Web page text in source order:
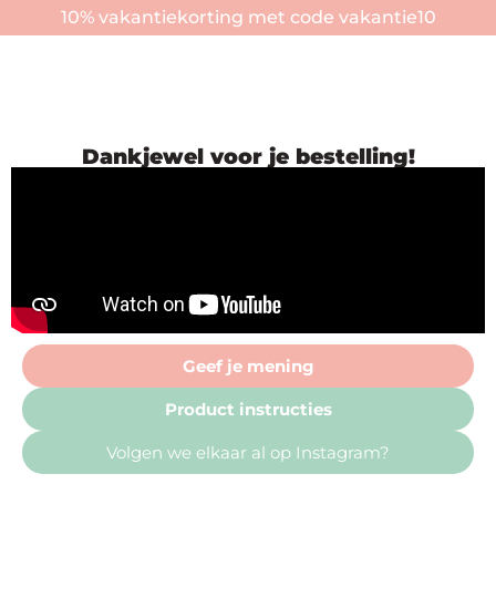
10% vakantiekorting met code vakantie10
Dankjewel voor je bestelling!
Geef je mening
Product instructies
Volgen we elkaar al op Instagram?